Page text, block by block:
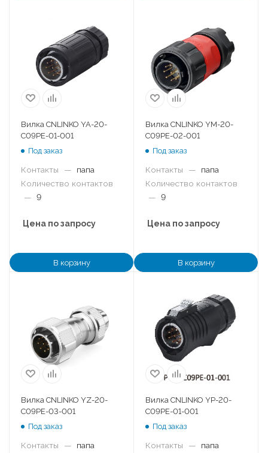
Вилка CNLINKO YA-20-
C09PE-01-001
Под заказ
Контакты —
папа
Количество контактов
— 9
Цена по запросу
В корзину
Вилка CNLINKO YM-20-
C09PE-02-001
Под заказ
Контакты —
папа
Количество контактов
— 9
Цена по запросу
В корзину
Вилка CNLINKO YZ-20-
C09PE-03-001
Под заказ
Контакты —
папа
Вилка CNLINKO YP-20-
C09PE-01-001
Под заказ
Контакты —
папа